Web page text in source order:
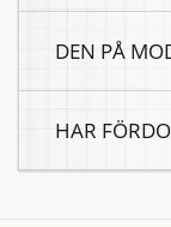
DEN PÅ
HAR